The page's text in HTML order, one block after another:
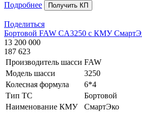
Подробнее
Получить КП
Поделиться
Бортовой FAW CA3250 с КМУ
13 200 000
187 623
Производитель шасси FAW
Модель шасси
3250
Колесная формула
6*4
Тип ТС
Бортовой
Наименование КМУ
СмартЭко